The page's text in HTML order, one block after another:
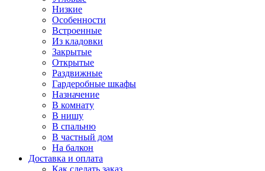
Низкие
Особенности
Встроенные
Из кладовки
Закрытые
Открытые
Раздвижные
Гардеробные шкафы
Назначение
В комнату
В нишу
В спальню
В частный дом
На балкон
Доставка и оплата
Как сделать заказ